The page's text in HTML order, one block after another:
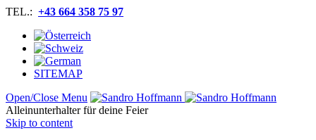
TEL.: +43 664 358 75 97
SITEMAP
Open/Close Menu
Alleinunterhalter für deine Feier
Skip to content